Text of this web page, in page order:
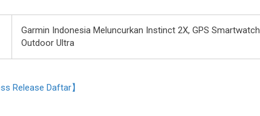
Garmin Indonesia Meluncurkan Instinct 2X, GPS Smartwatch
Outdoor Ultra
Release Daftar】